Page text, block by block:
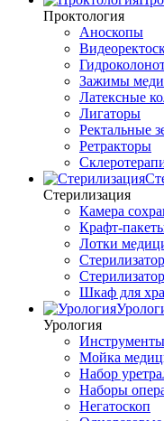
Проктология
Аноскопы
Зажимы
Латексные
Лигаторы
Ректальные
Ретракторы
Стерилизация
Камера
Крафт-
Лотки
Шкаф для
Урология
Мойка
Набор
Наборы
Негатоскоп